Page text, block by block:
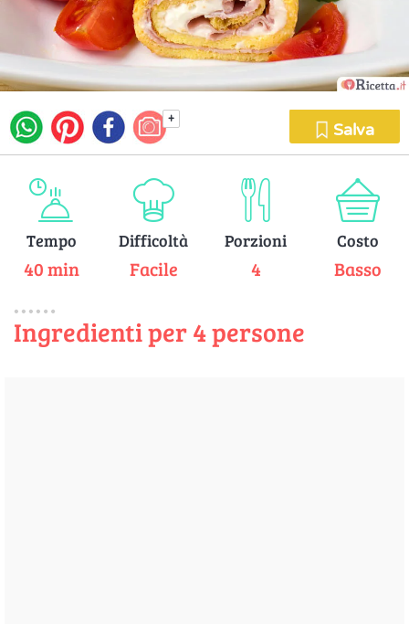
+
Salva
Tempo
40 min
Difficoltà
Facile
Porzioni
4
Costo
Basso
Ingredienti per 4 persone